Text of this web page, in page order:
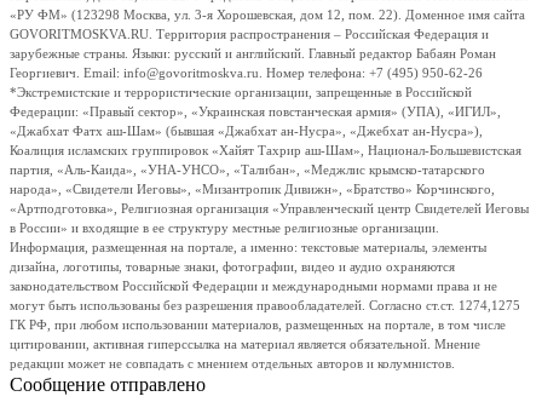
«РУ ФМ» (123298 Москва, ул. 3-я Хорошевская, дом 12, пом. 22). Доменное имя сайта
GOVORITMOSKVA.RU. Территория распространения – Российская Федерация и
зарубежные страны. Языки: русский и английский. Главный редактор Бабаян Роман
Георгиевич. Email: info@govoritmoskva.ru. Номер телефона: +7 (495) 950-62-26
*Экстремистские и террористические организации, запрещенные в Российской
Федерации: «Правый сектор», «Украинская повстанческая армия» (УПА), «ИГИЛ»,
«Джабхат Фатх аш-Шам» (бывшая «Джабхат ан-Нусра», «Джебхат ан-Нусра»),
Коалиция исламских группировок «Хайят Тахрир аш-Шам», Национал-Большевистская
партия, «Аль-Каида», «УНА-УНСО», «Талибан», «Меджлис крымско-татарского
народа», «Свидетели Иеговы», «Мизантропик Дивижн», «Братство» Корчинского,
«Артподготовка», Религиозная организация «Управленческий центр Свидетелей Иеговы
в России» и входящие в ее структуру местные религиозные организации.
Информация, размещенная на портале, а именно: текстовые материалы, элементы
дизайна, логотипы, товарные знаки, фотографии, видео и аудио охраняются
законодательством Российской Федерации и международными нормами права и не
могут быть использованы без разрешения правообладателей. Согласно ст.ст. 1274,1275
ГК РФ, при любом использовании материалов, размещенных на портале, в том числе
цитировании, активная гиперссылка на материал является обязательной. Мнение
редакции может не совпадать с мнением отдельных авторов и колумнистов.
Сообщение отправлено